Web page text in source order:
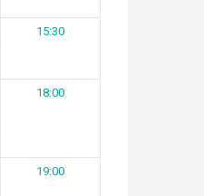
15:30
18:00
19:00